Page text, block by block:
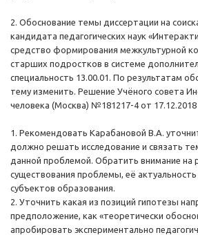
2. Обоснование темы диссертации на
кандидата педагогических наук
средство формирования межкультурной
старших подростков в системе
специальность 13.00.01. По результатам
тему изменить. Решение Учёного совета
человека (Москва) №181217-4 от 17.12.2018
1. Рекомендовать Карабановой В.А.
должно решать исследование и связать
данной проблемой. Обратить внимание на
существования проблемы, её
субъектов образования.
2. Уточнить какая из позиций гипотезы
предположение, как «теоретически
апробировать экспериментально